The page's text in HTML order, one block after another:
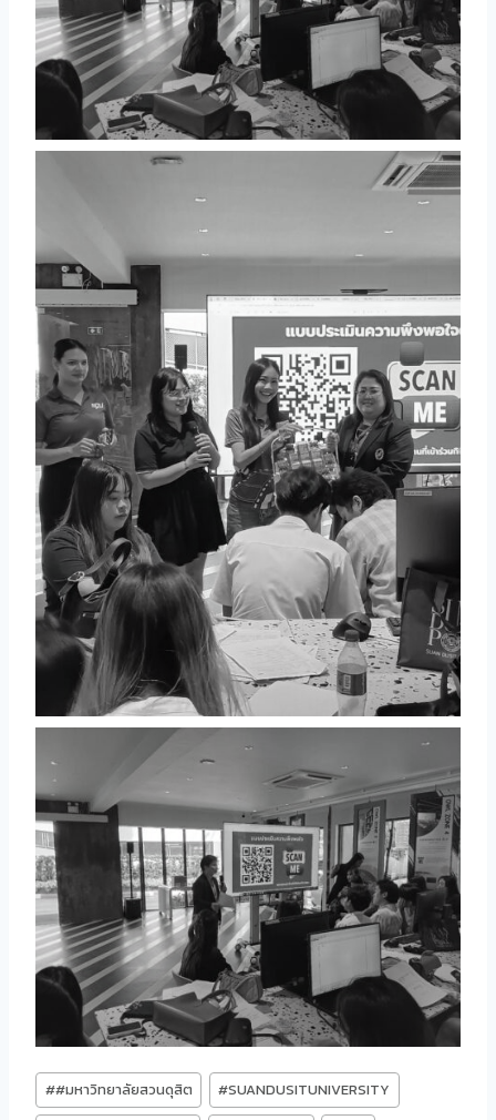
Post
Tags:
##มหาวิทยาลัยสวนดุสิต #SUANDUSITUNIVERSITY